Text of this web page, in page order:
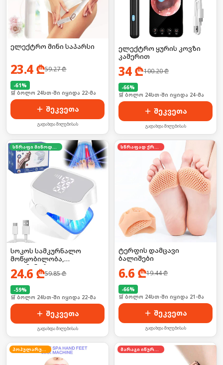
ელექტრო მინი საპარსი
23.4₾59.27₾
-61%
🛒 ბოლო 24სთ-ში იყიდა 22-მა
შეკვეთა
გადახდა მიღებისას
ელექტრო ყურის კოვზი
კამერით
34₾100.20₾
-66%
🛒 ბოლო 24სთ-ში იყიდა 24-მა
შეკვეთა
გადახდა მიღებისას
სწრაფი მიწოდება
სოკოს სამკურნალო
მოწყობილობა,
ელემენტზე
24.6 ₾59.85₾
-59%
🛒 ბოლო 24სთ-ში იყიდა 22-მა
შეკვეთა
გადახდა მიღებისას
სწრაფად ქრება
ტერფის დამცავი
ბალიშები
6.6 ₾19.44₾
-66%
🛒 ბოლო 24სთ-ში იყიდა 21-მა
შეკვეთა
გადახდა მიღებისას